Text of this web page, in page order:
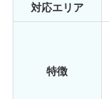
対応エリア
特徴